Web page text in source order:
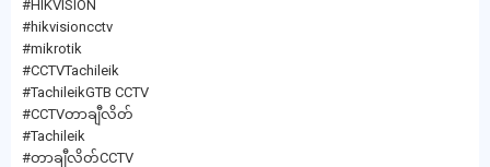
#HIKVISION
#hikvisioncctv
#mikrotik
#CCTVTachileik
#TachileikGTB CCTV
#CCTVတာချီလိတ်
#Tachileik
#တာချီလိတ်CCTV